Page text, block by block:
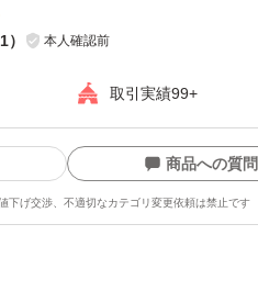
） 本人確認前
取引実績99+
商品への質問
下げ交渉、不適切なカテゴリ変更依頼は禁止です